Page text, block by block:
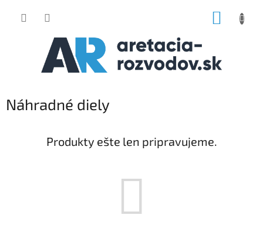
Náhradné diely
Produkty ešte len pripravujeme.